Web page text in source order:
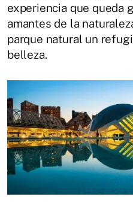
experiencia que queda
amantes de la
parque natural un
belleza.